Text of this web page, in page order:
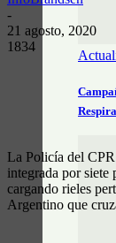
-
21 agosto, 2020
1834
La Policía del
integrada por siete
cargando rieles
Argentino que